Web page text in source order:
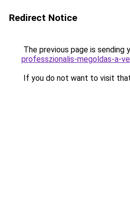
Redirect Notice
The previous page is sending
professzionalis-megoldas-a-
If you do not want to visit